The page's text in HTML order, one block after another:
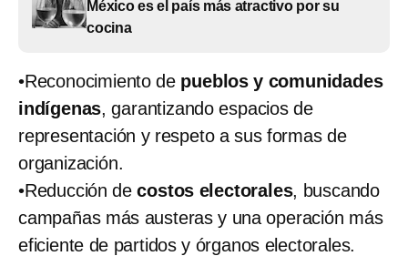
México es el país más atractivo por su
cocina
•​Reconocimiento de pueblos y comunidades
indígenas, garantizando espacios de
representación y respeto a sus formas de
organización.​
•​Reducción decostos electorales, buscando
campañas más austeras y una operación más
eficiente de partidos y órganos electorales.​